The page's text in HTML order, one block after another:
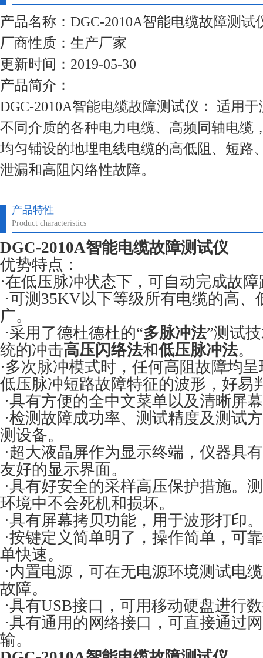
产品名称：DGC-2010A智能电缆故障测试
厂商性质：生产厂家
更新时间：2019-05-30
产品简介：
DGC-2010A智能电缆故障测试仪： 适用
不同介质的各种电力电缆、高频同轴电缆
均匀铺设的地埋电线电缆的高低阻、短路
泄漏和高阻闪络性故障。
产品特性
Product characteristics
DGC-2010A智能电缆故障测试仪
优势特点：
·在低压脉冲状态下，可自动完成故
·可测35KV以下等级所有电缆的高
广。
·采用了德杜德杜的“多脉冲法”测试
统的冲击高压闪络法和低压脉冲法。
·多次脉冲模式时，任何高阻故障均
低压脉冲短路故障特征的波形，好易
·具有方便的全中文菜单以及清晰屏
·检测故障成功率、测试精度及测试
测设备。
·超大液晶屏作为显示终端，仪器具
友好的显示界面。
·具有好安全的采样高压保护措施。
环境中不会死机和损坏。
·具有屏幕拷贝功能，用于波形打印。
·按键定义简单明了，操作简单，可
单快速。
·内置电源，可在无电源环境测试电
故障。
·具有USB接口，可用移动硬盘进行
·具有通用的网络接口，可直接通过
输。